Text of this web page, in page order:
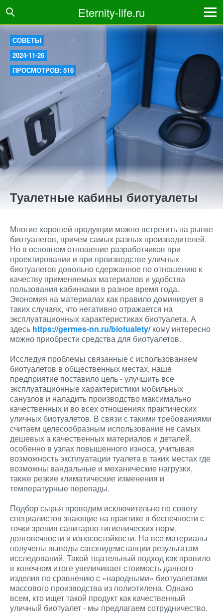
Eternity-life.ru
СОВЕТЫ
2024-11-26
ПРОСМОТРОВ: 516
Туалетные кабины биотуалеты
Многие хорошей продукции можно встретить на рынке
биотуалетов, причем самых разных производителей.
Но в основном отношение разработчиков при
проектировании и при производстве уличных
биотуалетов довольно сдержанное по отношению к
качеству применяемых материалов и удобства
пользования кабинками в разное время года.
Экономия на материалах как правило доминирует в
таких случаях, что негативно отражается на
эксплуатационных характеристиках биотуалета. А
здесь https://germes-nn.ru/biotualety/кому интересно
можно приобрести средства для биотуалетов.
Исследуя проблемы связанные с использованием
биотуалетов в общественных местах, наше
предприятие поставило цель - улучшить все
эксплуатационные характеристики мобильных
санузлов и наладить производство максимально
качественных и во всех отношениях практических
уличных биотуалетов. В связи с такими требованиями
считаем целесообразным использование не самых
дешевых а качественных материалов и деталей,
особенно в узлах повышенного износа, учитывая
возможность эксплуатации туалета в таких местах где
возможны вандальные и механические нагрузки,
также резкие климатические изменения и
температурные перепады.
Подбор сырья проводим исключительно по совету
специалистов знающие на практике в беспечности с
точки зрения санитарно-гигиенических норм,
долговечности и износостойкости. На все материалы
получены выводы санэпидемстанции результатам
исследований. Такой тщательный подход как правило
в конечном итоге увеличивает стоимость данного
изделия по сравнению с «народными» биотуалетами
массового производства из полиэтилена. Однако
всем, кто ищет такой продукт как качественный
уличный биотуалет - мы предлагаем сотрудничество.